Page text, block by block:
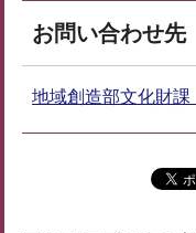
お問い合わせ先
地域創造部文化財